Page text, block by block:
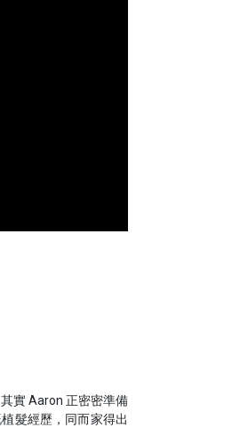
實 Aaron 正密密準備
髮經歷，同而家得出